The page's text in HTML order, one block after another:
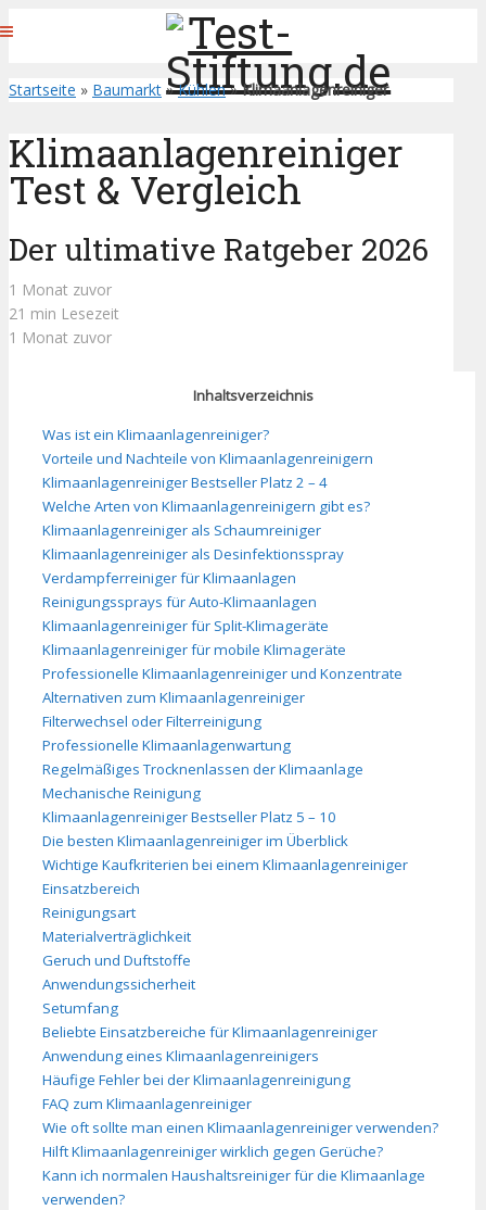
Startseite » Baumarkt »Kühlen»Klimaanlagenreiniger
Klimaanlagenreiniger
Test & Vergleich
Der ultimative Ratgeber 2026
1 Monat zuvor
21 min Lesezeit
1 Monat zuvor
Inhaltsverzeichnis
Was ist ein Klimaanlagenreiniger?
Vorteile und Nachteile von Klimaanlagenreinigern
Klimaanlagenreiniger Bestseller Platz 2 – 4
Welche Arten von Klimaanlagenreinigern gibt es?
Klimaanlagenreiniger als Schaumreiniger
Klimaanlagenreiniger als Desinfektionsspray
Verdampferreiniger für Klimaanlagen
Reinigungssprays für Auto-Klimaanlagen
Klimaanlagenreiniger für Split-Klimageräte
Klimaanlagenreiniger für mobile Klimageräte
Professionelle Klimaanlagenreiniger und Konzentrate
Alternativen zum Klimaanlagenreiniger
Filterwechsel oder Filterreinigung
Professionelle Klimaanlagenwartung
Regelmäßiges Trocknenlassen der Klimaanlage
Mechanische Reinigung
Klimaanlagenreiniger Bestseller Platz 5 – 10
Die besten Klimaanlagenreiniger im Überblick
Wichtige Kaufkriterien bei einem Klimaanlagenreiniger
Einsatzbereich
Reinigungsart
Materialverträglichkeit
Geruch und Duftstoffe
Anwendungssicherheit
Setumfang
Beliebte Einsatzbereiche für Klimaanlagenreiniger
Anwendung eines Klimaanlagenreinigers
Häufige Fehler bei der Klimaanlagenreinigung
FAQ zum Klimaanlagenreiniger
Wie oft sollte man einen Klimaanlagenreiniger verwenden?
Hilft Klimaanlagenreiniger wirklich gegen Gerüche?
Kann ich normalen Haushaltsreiniger für die Klimaanlage
verwenden?